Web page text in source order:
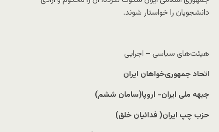
دانشجویان را خواستار شوند.
هیئت‌های سیاسی – اجرایی
اتحاد جمهوری‌خواهان ایران
جبهه ملی ایران- اروپا(سامان ششم)
حزب چپ ایران( فدائیان خلق)